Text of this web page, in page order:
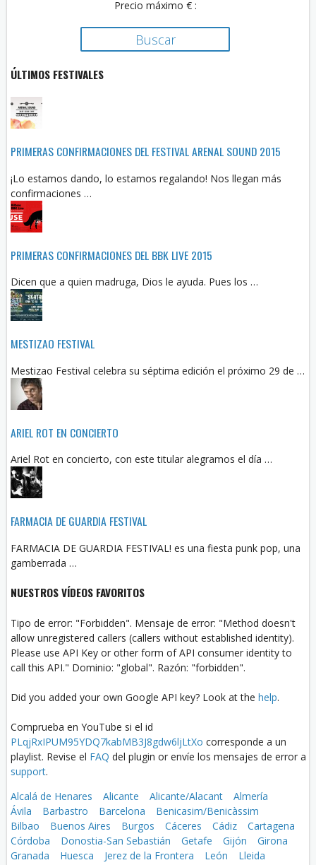
Precio máximo € :
ÚLTIMOS FESTIVALES
PRIMERAS CONFIRMACIONES DEL FESTIVAL ARENAL SOUND 2015
¡Lo estamos dando, lo estamos regalando! Nos llegan más
confirmaciones …
PRIMERAS CONFIRMACIONES DEL BBK LIVE 2015
Dicen que a quien madruga, Dios le ayuda. Pues los …
MESTIZAO FESTIVAL
Mestizao Festival celebra su séptima edición el próximo 29 de …
ARIEL ROT EN CONCIERTO
Ariel Rot en concierto, con este titular alegramos el día …
FARMACIA DE GUARDIA FESTIVAL
FARMACIA DE GUARDIA FESTIVAL! es una fiesta punk pop, una
gamberrada …
NUESTROS VÍDEOS FAVORITOS
Tipo de error: "Forbidden". Mensaje de error: "Method doesn't
allow unregistered callers (callers without established identity).
Please use API Key or other form of API consumer identity to
call this API." Dominio: "global". Razón: "forbidden".
Did you added your own Google API key? Look at the help.
Comprueba en YouTube si el id
PLqjRxIPUM95YDQ7kabMB3J8gdw6ljLtXo corresponde a un
playlist. Revise el FAQ del plugin or envíe los mensajes de error a
support.
Alcalá de Henares
Alicante Alicante/Alacant
Almería
Ávila
Barbastro Barcelona
Benicasim/Benicàssim
Bilbao
Buenos Aires Burgos Cáceres Cádiz
Cartagena
Córdoba
Donostia-San Sebastián Getafe Gijón
Girona
Granada
Huesca Jerez de la Frontera León
Lleida